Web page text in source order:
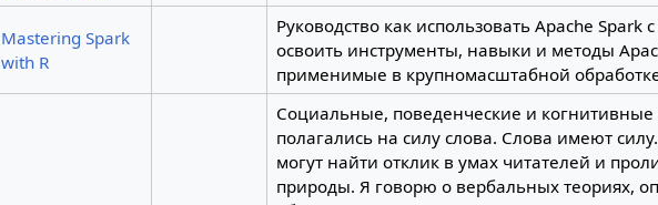
Mastering Spark
with R
Руководство как использовать Apache Spark
освоить инструменты, навыки и методы
применимые в крупномасштабной
Социальные, поведенческие и когнитивные
полагались на силу слова. Слова имеют
могут найти отклик в умах читателей и
природы. Я говорю о вербальных теориях,